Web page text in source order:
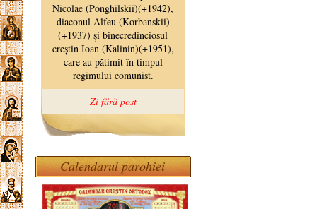
Calendarul parohiei